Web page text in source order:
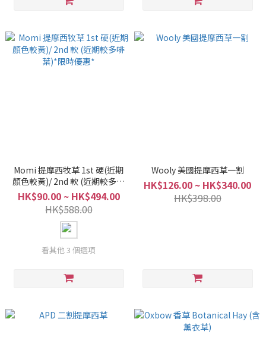
Momi 提摩西牧草 1st 硬(近期
顏色較黃)/ 2nd 軟 (近期較多啡
葉)*限時優惠*
HK$90.00 ~ HK$494.00
HK$588.00
看其他 3 個選項
Wooly 美國提摩西草一割
HK$126.00 ~ HK$340.00
HK$398.00